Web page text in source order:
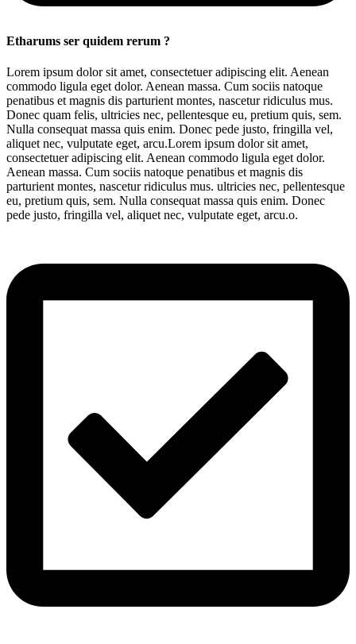
Etharums ser quidem rerum ?
Lorem ipsum dolor sit amet, consectetuer adipiscing elit. Aenean
commodo ligula eget dolor. Aenean massa. Cum sociis natoque
penatibus et magnis dis parturient montes, nascetur ridiculus mus.
Donec quam felis, ultricies nec, pellentesque eu, pretium quis, sem.
Nulla consequat massa quis enim. Donec pede justo, fringilla vel,
aliquet nec, vulputate eget, arcu.Lorem ipsum dolor sit amet,
consectetuer adipiscing elit. Aenean commodo ligula eget dolor.
Aenean massa. Cum sociis natoque penatibus et magnis dis
parturient montes, nascetur ridiculus mus. ultricies nec, pellentesque
eu, pretium quis, sem. Nulla consequat massa quis enim. Donec
pede justo, fringilla vel, aliquet nec, vulputate eget, arcu.o.